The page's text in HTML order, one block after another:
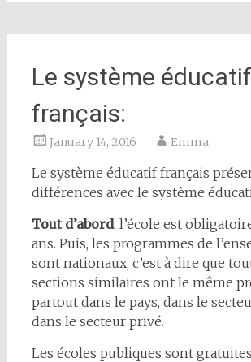
Le système éducatif
français:
January 14, 2016 Emma
Le système éducatif français
différences avec le système
Tout d’abord, l’école est
ans. Puis, les programmes de
sont nationaux, c’est à dire que
sections similaires ont le même
partout dans le pays, dans le
dans le secteur privé.
Les écoles publiques sont